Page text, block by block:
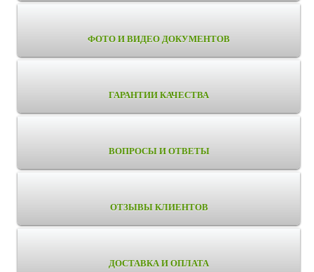
ФОТО И ВИДЕО ДОКУМЕНТОВ
ГАРАНТИИ КАЧЕСТВА
ВОПРОСЫ И ОТВЕТЫ
ОТЗЫВЫ КЛИЕНТОВ
ДОСТАВКА И ОПЛАТА